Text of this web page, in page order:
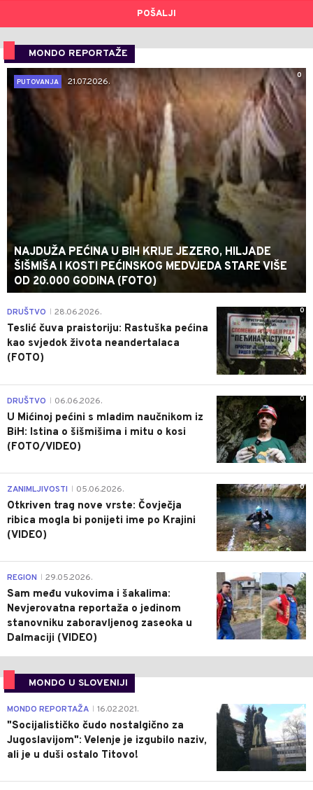
POŠALJI
MONDO REPORTAŽE
0
PUTOVANJA
21.07.2026.
NAJDUŽA PEĆINA U BIH KRIJE JEZERO, HILJADE
ŠIŠMIŠA I KOSTI PEĆINSKOG MEDVJEDA STARE VIŠE
OD 20.000 GODINA (FOTO)
0
DRUŠTVO 28.06.2026.
Teslić čuva praistoriju: Rastuška pećina
kao svjedok života neandertalaca
(FOTO)
0
DRUŠTVO 06.06.2026.
U Mićinoj pećini s mladim naučnikom iz
BiH: Istina o šišmišima i mitu o kosi
(FOTO/VIDEO)
0
ZANIMLJIVOSTI 05.06.2026.
Otkriven trag nove vrste: Čovječja
ribica mogla bi ponijeti ime po Krajini
(VIDEO)
0
REGION 29.05.2026.
Sam među vukovima i šakalima:
Nevjerovatna reportaža o jedinom
stanovniku zaboravljenog zaseoka u
Dalmaciji (VIDEO)
MONDO U SLOVENIJI
4
MONDO REPORTAŽA 16.02.2021.
"Socijalističko čudo nostalgično za
Jugoslavijom": Velenje je izgubilo naziv,
ali je u duši ostalo Titovo!